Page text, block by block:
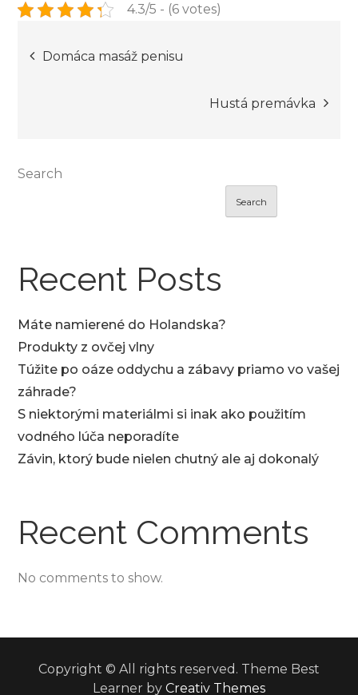
4.3/5 - (6 votes)
Post
Domáca masáž penisu
Hustá premávka
Search
Search
Recent Posts
Máte namierené do Holandska?
Produkty z ovčej vlny
Túžite po oáze oddychu a zábavy priamo vo vašej
záhrade?
S niektorými materiálmi si inak ako použitím
vodného lúča neporadíte
Závin, ktorý bude nielen chutný ale aj dokonalý
Recent Comments
No comments to show.
Copyright © All rights reserved. Theme Best
Learner by Creativ Themes